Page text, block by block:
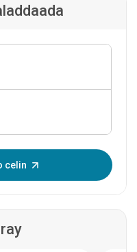
celin